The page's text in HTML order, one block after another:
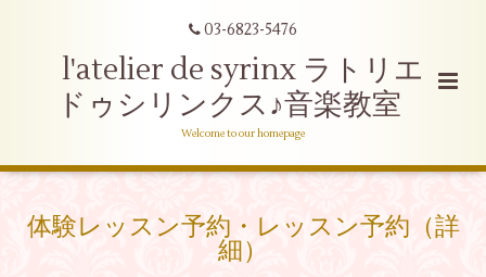
03-6823-5476
l'atelier de syrinx ラトリエ
ドゥシリンクス♪音楽教室
Welcome to our homepage
体験レッスン予約・レッスン予約（詳
細）